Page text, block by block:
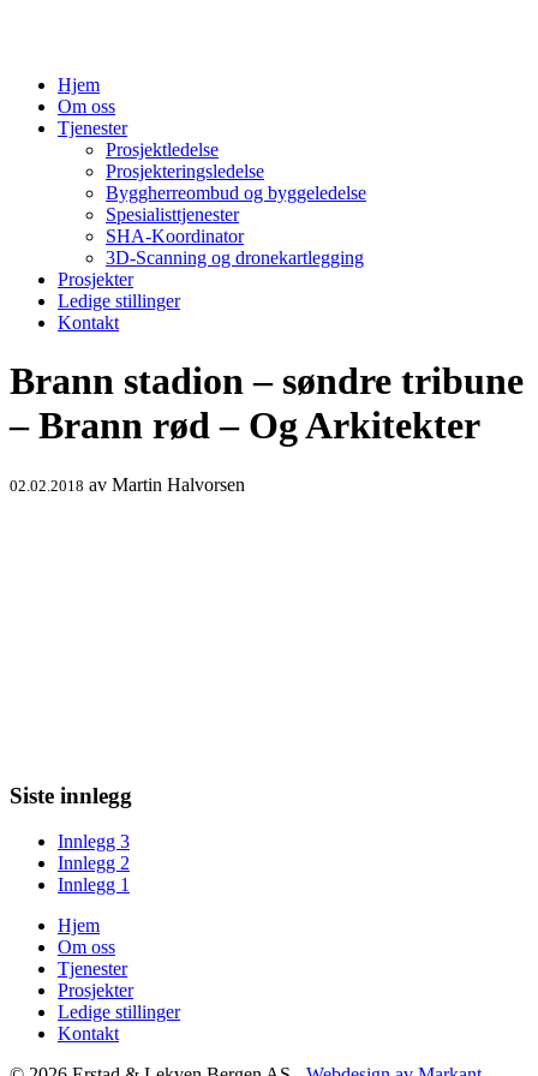
Hjem
Om oss
Tjenester
Prosjektledelse
Prosjekteringsledelse
Byggherreombud og byggeledelse
Spesialisttjenester
SHA-Koordinator
3D-Scanning og dronekartlegging
Prosjekter
Ledige stillinger
Kontakt
Brann stadion – søndre tribune
– Brann rød – Og Arkitekter
02.02.2018 av Martin Halvorsen
Siste innlegg
Innlegg 3
Innlegg 2
Innlegg 1
Hjem
Om oss
Tjenester
Prosjekter
Ledige stillinger
Kontakt